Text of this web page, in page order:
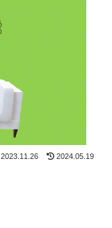
2023.11.26 2024.05.19